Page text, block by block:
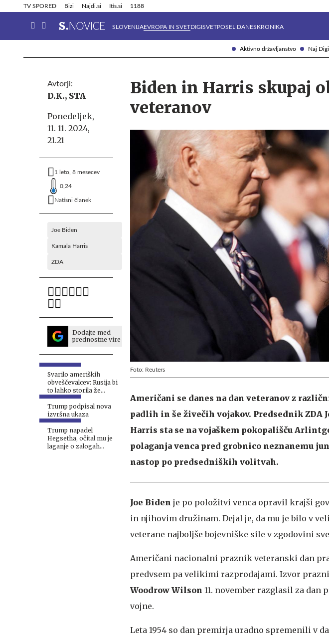
Aktivno državljanstvo Naj Digi
TV SPORED Bizi Najdi.si Itis.si 1188
SLOVENIJAEVROPA IN SVETDIGISVETPOSEL DANESKRONIKA
Info in obvestila Tehnik
Avtorji:
D.K., STA
Ponedeljek,
11. 11. 2024,
21.21
1 leto, 8 mesecev
0,24
Natisni članek
Joe Biden
Kamala Harris
ZDA
Dodajte med
prednostne vire
Svarilo ameriških
obveščevalcev: Rusija bi
to lahko storila že
jeseni
Trump podpisal nova
izvršna ukaza
Trump napadel
Hegsetha, očital mu je
laganje o zalogah
Biden in Harris skupaj
veteranov
Foto: Reuters
Američani se danes na dan veteranov z
padlih in še živečih vojakov. Predsednik ZDA
Harris sta se na vojaškem pokopališču
polaganja venca pred grobnico neznanemu
nastop po predsedniških volitvah.
Joe Biden je po položitvi venca opravil krajši
in njihovim družinam. Dejal je, da mu je bilo v
veterane najboljše bojevniške sile v zgodovini
Američani nacionalni praznik veteranski dan
predvsem pa velikimi razprodajami. Izvor
Woodrow Wilson 11. november razglasil za dan
vojne.
Leta 1954 so dan premirja uradno spremenili v